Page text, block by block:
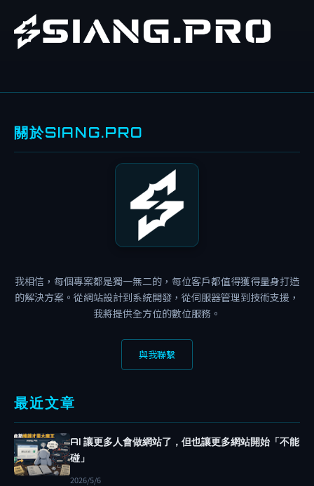
主
學
資
站
設
網
站
關於SIANG.PRO
我相信，每個專案都是獨一無二的，每位客戶都值得獲得量身打造
的解決方案。從網站設計到系統開發，從伺服器管理到技術支援，
我將提供全方位的數位服務。
與我聯繫
最近文章
AI 讓更多人會做網站了，但也讓更多網站開始「不能
碰」
2026/5/6